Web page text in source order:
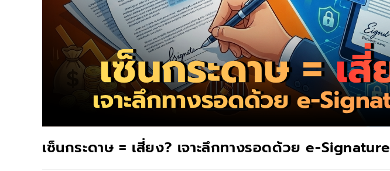
เซ็นกระดาษ = เสี่ยง? เจาะลึกทางรอดด้วย e-Signature